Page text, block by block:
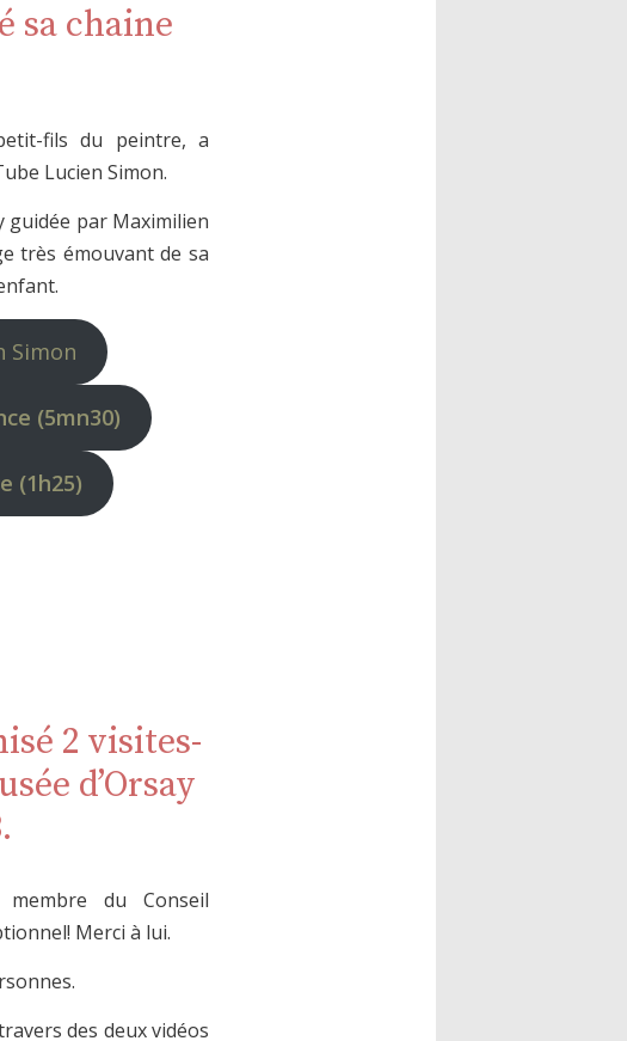
sa chaine
fils du peintre, a
Lucien Simon.
guidée par Maximilien
très émouvant de sa
Simon
(5mn30)
(1h25)
2 visites-
d’Orsay
du Conseil
Merci à lui.
des deux vidéos